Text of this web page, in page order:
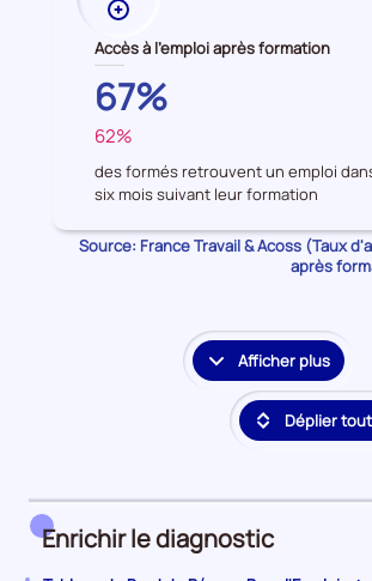
Plus
de
données
sur
les
Accès
à
l'emploi
formation
Accès à l'emploi après formation
AUVERGNE-
RHONE-
ALPES
67%
FRANCE
62%
des formés retrouvent un emploi
six mois suivant leur formation
Source: France Travail & Acoss (Taux
après
Afficher plus
le
détail
des
accès
à
l'emploi
Déplier
Enrichir le diagnostic